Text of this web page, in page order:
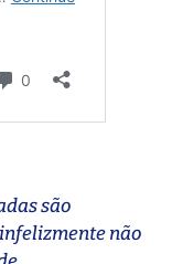
são
não